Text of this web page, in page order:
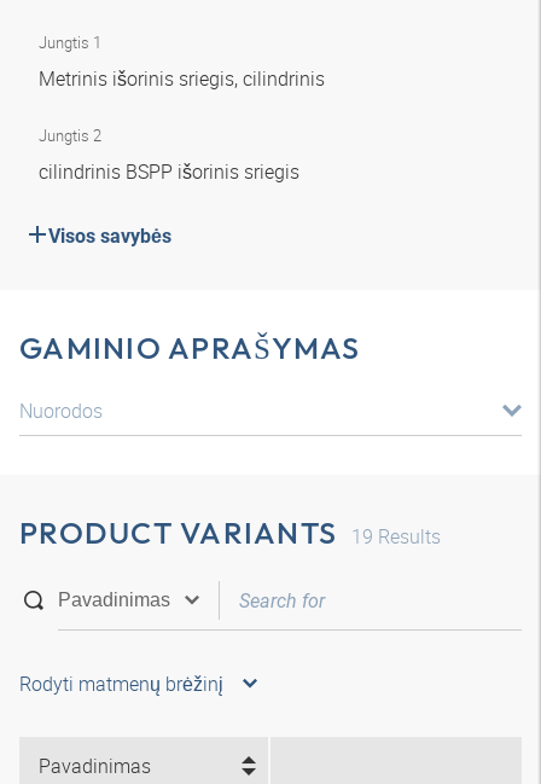
Jungtis 1
Metrinis išorinis sriegis, cilindrinis
Jungtis 2
cilindrinis BSPP išorinis sriegis
Visos savybės
GAMINIO APRAŠYMAS
Nuorodos
PRODUCT VARIANTS 19 Results
Rodyti matmenų brėžinį
Pavadinimas